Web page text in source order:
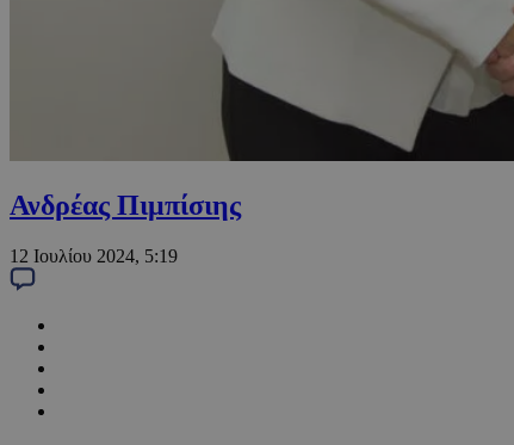
Ανδρέας Πιμπίσιης
12 Ιουλίου 2024, 5:19